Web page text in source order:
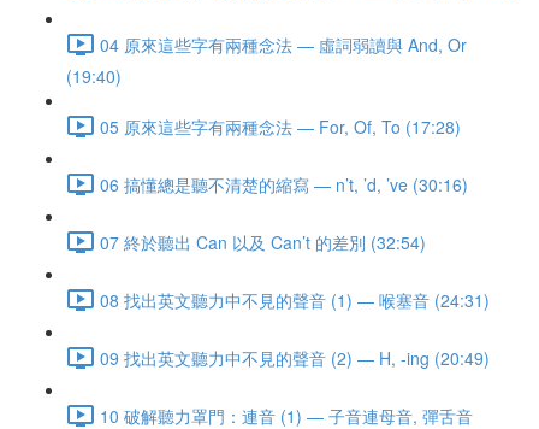
04 原來這些字有兩種念法 — 虛詞弱讀與 And, Or
(19:40)
05 原來這些字有兩種念法 — For, Of, To (17:28)
06 搞懂總是聽不清楚的縮寫 — n’t, ’d, ’ve (30:16)
07 終於聽出 Can 以及 Can’t 的差別 (32:54)
08 找出英文聽力中不見的聲音 (1) — 喉塞音 (24:31)
09 找出英文聽力中不見的聲音 (2) — H, -ing (20:49)
10 破解聽力罩門：連音 (1) — 子音連母音, 彈舌音